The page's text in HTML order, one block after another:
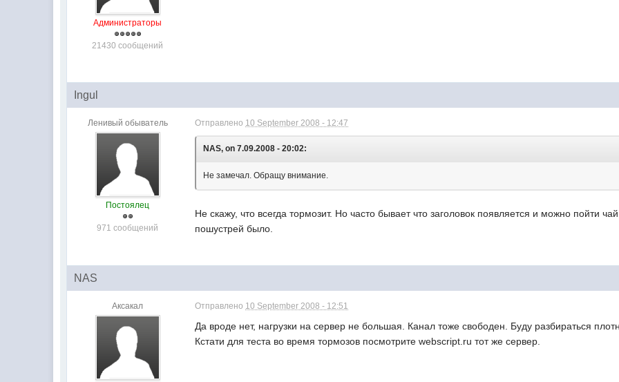
Администраторы
21430 сообщений
Ingul
Ленивый обыватель
Постоялец
971 сообщений
Отправлено 10 September 2008 - 12:47
NAS, on 7.09.2008 - 20:02:
Не замечал. Обращу внимание.
Не скажу, что всегда тормозит. Но часто бывает что заголовок появляется и можно пойти
пошустрей было.
NAS
Аксакал Отправлено 10 September 2008 - 12:51
Да вроде нет, нагрузки на сервер не большая. Канал тоже свободен. Буду разбираться
Кстати для теста во время тормозов посмотрите webscript.ru тот же сервер.